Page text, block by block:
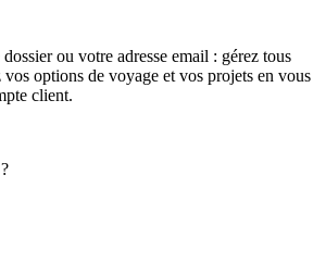
ou votre adresse email : gérez tous
options de voyage et vos projets en vous
client.